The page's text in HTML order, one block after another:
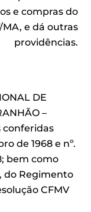
e compras do
MA, e dá outras
providências.
DE
–
conferidas
de 1968 e nº.
bem como
do Regimento
CFMV